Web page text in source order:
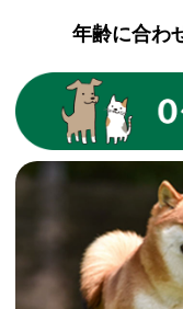
年齢に合わ